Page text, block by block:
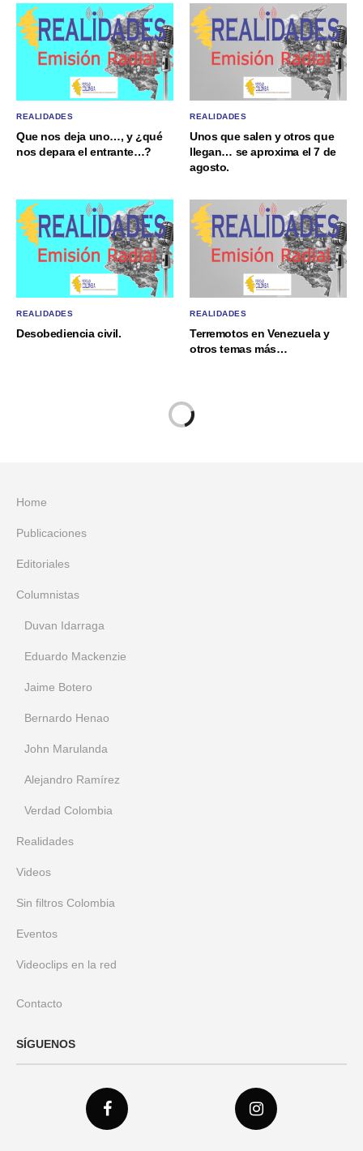
REALIDADES
Que nos deja uno…, y ¿qué
nos depara el entrante…?
REALIDADES
Unos que salen y otros que
llegan… se aproxima el 7 de
agosto.
REALIDADES
Desobediencia civil.
REALIDADES
Terremotos en Venezuela y
otros temas más…
Home
Publicaciones
Editoriales
Columnistas
Duvan Idarraga
Eduardo Mackenzie
Jaime Botero
Bernardo Henao
John Marulanda
Alejandro Ramírez
Verdad Colombia
Realidades
Videos
Sin filtros Colombia
Eventos
Videoclips en la red
Contacto
SÍGUENOS